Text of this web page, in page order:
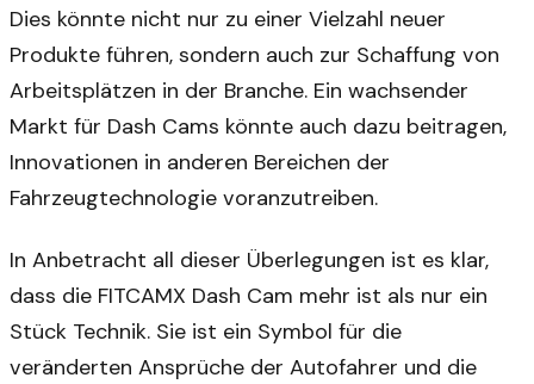
Dies könnte nicht nur zu einer Vielzahl neuer
Produkte führen, sondern auch zur Schaffung von
Arbeitsplätzen in der Branche. Ein wachsender
Markt für Dash Cams könnte auch dazu beitragen,
Innovationen in anderen Bereichen der
Fahrzeugtechnologie voranzutreiben.
In Anbetracht all dieser Überlegungen ist es klar,
dass die FITCAMX Dash Cam mehr ist als nur ein
Stück Technik. Sie ist ein Symbol für die
veränderten Ansprüche der Autofahrer und die